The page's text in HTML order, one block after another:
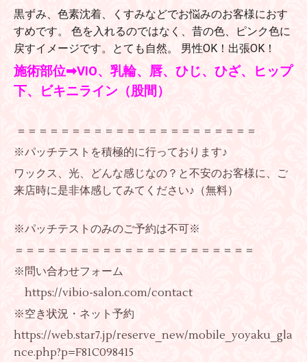
黒ずみ、色素沈着、くすみなどでお悩みのお客様におす
すめです。 色を入れるのではなく、昔の色、ピンク色に
戻すイメージです。とても自然。 男性OK！出張OK！
施術部位➡VIO、乳輪、唇、ひじ、ひざ、ヒップ
下、ビキニライン（股間）
＝＝＝＝＝＝＝＝＝＝＝＝＝＝＝＝＝＝＝＝＝＝
※パッチテストを積極的に行っております♪
ワックス、光、どんな感じなの？と不安のお客様に、ご
来店時に是非体感してみてください♪（無料）
※パッチテストのみのご予約は不可※
＝＝＝＝＝＝＝＝＝＝＝＝＝＝＝＝＝＝＝＝＝＝
※問い合わせフォーム
https://vibio-salon.com/contact
※空き状況・ネット予約
https://web.star7.jp/reserve_new/mobile_yoyaku_gla
nce.php?p=F81C098415